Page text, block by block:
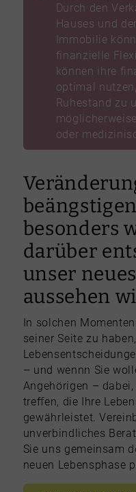
Durch den
Hauses und
Immobilie
finanzielle
können ihre
optimal
Ruhestand zu
oder
besonders
darüber
unser
aussehen
In solchen
seiner Seite zu
– und wennn Sie
Angehörigen –
treffen, die Ihre
gewährleistet.
unverbindliches
Sie uns gemeinsam
neuen Lebensphase